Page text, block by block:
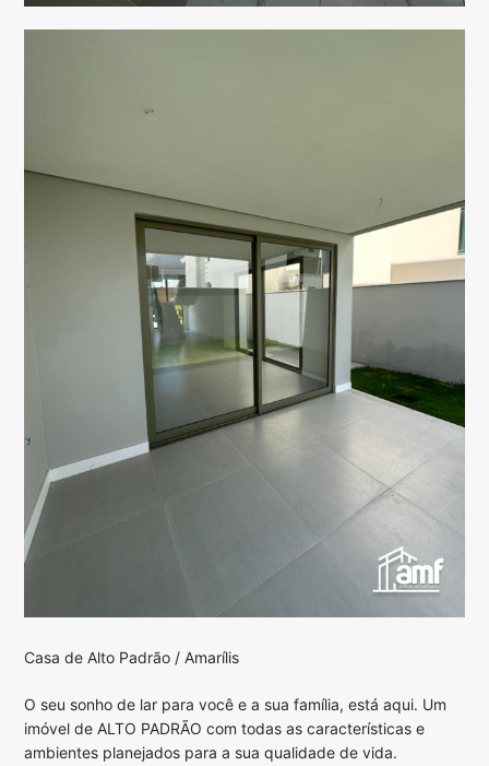
Casa de Alto Padrão / Amarílis
O seu sonho de lar para você e a sua família, está aqui. Um
imóvel de ALTO PADRÃO com todas as características e
ambientes planejados para a sua qualidade de vida.